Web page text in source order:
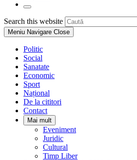
Toggle
website
search
Search this website
Meniu Navigare Close
Politic
Social
Sanatate
Economic
Sport
Național
De la cititori
Contact
Mai mult
Eveniment
Juridic
Cultural
Timp Liber